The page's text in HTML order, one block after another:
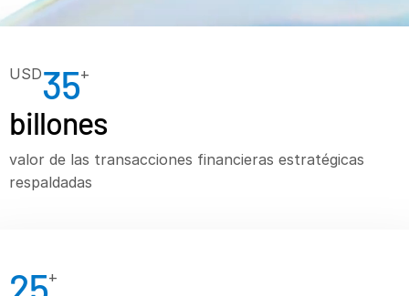
Productos adicionales
VIA
Soluciones
Gestión de fondos
USD35+
billones
valor de las transacciones financieras estratégicas
respaldadas
25+